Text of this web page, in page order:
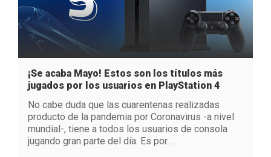
¡Se acaba Mayo! Estos son los títulos más
jugados por los usuarios en PlayStation 4
No cabe duda que las cuarentenas realizadas
producto de la pandemia por Coronavirus -a nivel
mundial-, tiene a todos los usuarios de consola
jugando gran parte del día. Es por…